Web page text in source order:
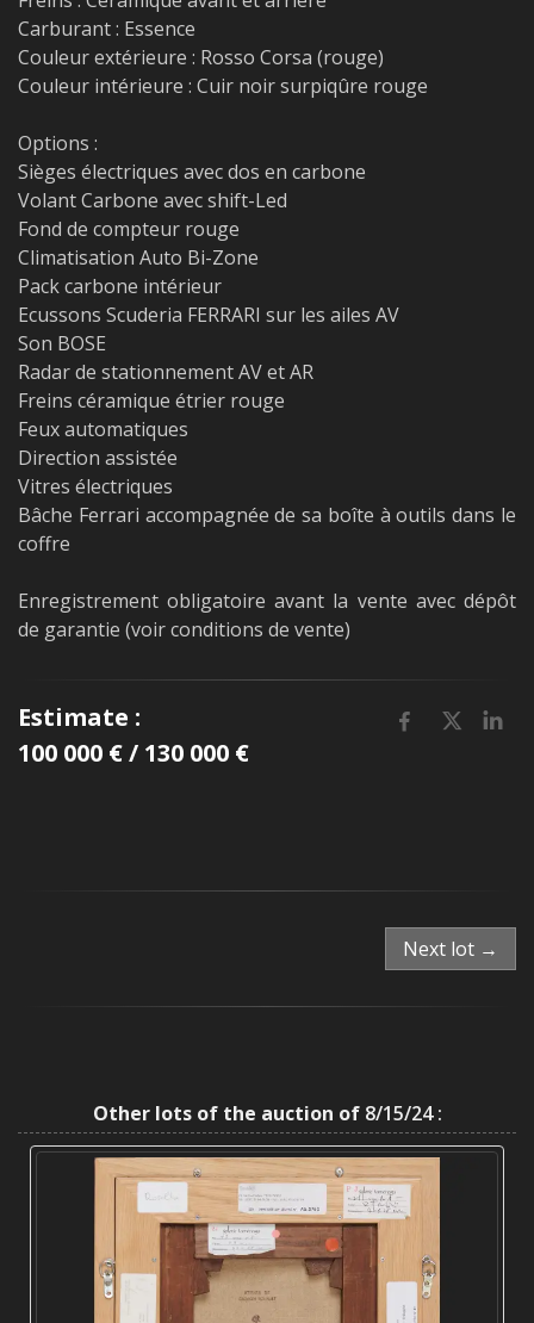
Carburant : Essence
Couleur extérieure : Rosso Corsa (rouge)
Couleur intérieure : Cuir noir surpiqûre rouge
Options :
Sièges électriques avec dos en carbone
Volant Carbone avec shift-Led
Fond de compteur rouge
Climatisation Auto Bi-Zone
Pack carbone intérieur
Ecussons Scuderia FERRARI sur les ailes AV
Son BOSE
Radar de stationnement AV et AR
Freins céramique étrier rouge
Feux automatiques
Direction assistée
Vitres électriques
Bâche Ferrari accompagnée de sa boîte à outils dans le
coffre
Enregistrement obligatoire avant la vente avec dépôt
de garantie (voir conditions de vente)
Estimate :
100 000 € / 130 000 €
Next lot →
Other lots of the auction of8/15/24 :